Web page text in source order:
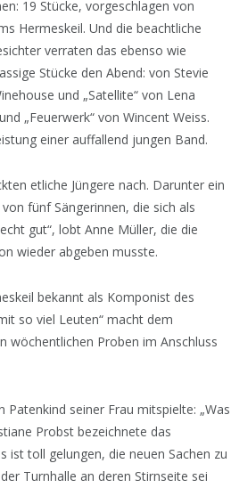
19 Stücke, vorgeschlagen von
Hermeskeil. Und die beachtliche
verraten das ebenso wie
Stücke den Abend: von Stevie
und „Satellite“ von Lena
„Feuerwerk“ von Wincent Weiss.
einer auffallend jungen Band.
etliche Jüngere nach. Darunter ein
fünf Sängerinnen, die sich als
gut“, lobt Anne Müller, die die
wieder abgeben musste.
bekannt als Komponist des
so viel Leuten“ macht dem
wöchentlichen Proben im Anschluss
seiner Frau mitspielte: „Was
Probst bezeichnete das
ist toll gelungen, die neuen Sachen zu
Turnhalle an deren Stirnseite sei